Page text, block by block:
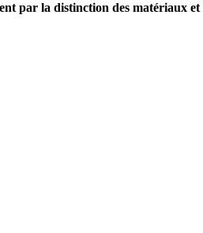
par la distinction des matériaux et